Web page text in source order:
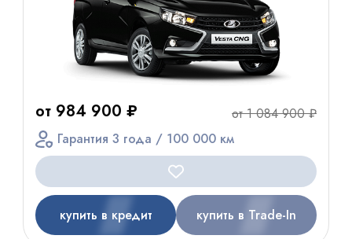
от 984 900 ₽
от 1 084 900 ₽
Гарантия 3 года / 100 000 км
купить в кредит купить в Trade-In